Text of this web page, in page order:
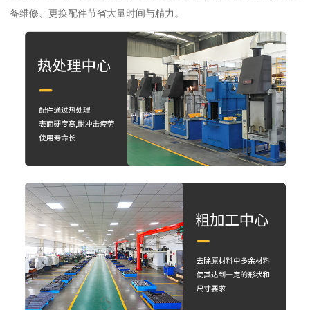
备维修、更换配件节省大量时间与精力。